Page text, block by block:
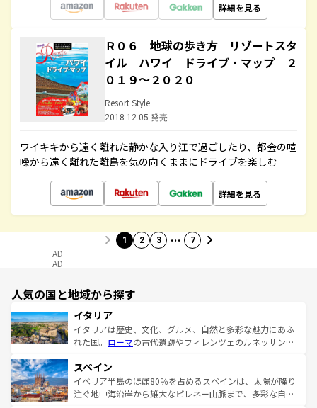
詳細を見る
Ｒ０６ 地球の歩き方 リゾートスタ
イル ハワイ ドライブ・マップ ２
０１９～２０２０
Resort Style
2018.12.05 発売
ワイキキから遠く離れた静かな入り江で過ごしたり、都会の喧
噪から遠く離れた離島を気の向くままにドライブを楽しむ
詳細を見る
1 2 3 … 7
AD
AD
人気の国と地域から探す
イタリア
イタリアは歴史、文化、グルメ、自然と多彩な魅力にあふ
れた国。 ローマの古代遺跡やフィレンツェのルネッサンス
ろん、トスカーナの美しい田園風景やアマルフィ海岸の絶
景など、自然景観も見逃せない。観光の合間には、本場の
ピザやパスタなど、絶品のイタリア料理を堪能することも
スペイン
イベリア半島のほぼ80％を占めるスペインは、太陽が降り
注ぐ地中海沿岸から雄大なピレネー山脈まで、多彩な自然